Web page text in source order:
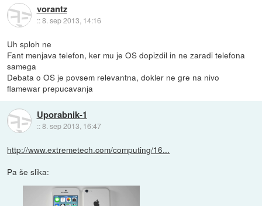
vorantz
::8. sep 2013, 14:16
Uh sploh ne
Fant menjava telefon, ker mu je OS dopizdil in ne zaradi telefona
samega
Debata o OS je povsem relevantna, dokler ne gre na nivo
flamewar prepucavanja
Uporabnik-1
::8. sep 2013, 16:47
http://www.extremetech.com/computing/16...
Pa še slika: